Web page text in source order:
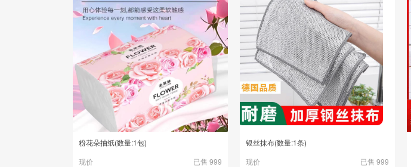
粉花朵抽纸(数量:1包)
现价
已售 999
银丝抹布(数量:1条)
现价
已售 999